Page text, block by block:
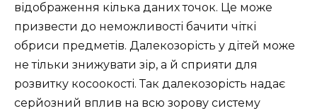
відображення кілька даних точок. Це може
призвести до неможливості бачити чіткі
обриси предметів. Далекозорість у дітей може
не тільки знижувати зір, а й сприяти для
розвитку косоокості. Так далекозорість надає
серйозний вплив на всю зорову систему